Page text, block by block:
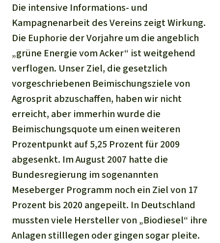
Die intensive Informations- und
Kampagnenarbeit des Vereins zeigt Wirkung.
Die Euphorie der Vorjahre um die angeblich
„grüne Energie vom Acker“ ist weitgehend
verflogen. Unser Ziel, die gesetzlich
vorgeschriebenen Beimischungsziele von
Agrosprit abzuschaffen, haben wir nicht
erreicht, aber immerhin wurde die
Beimischungsquote um einen weiteren
Prozentpunkt auf 5,25 Prozent für 2009
abgesenkt. Im August 2007 hatte die
Bundesregierung im sogenannten
Meseberger Programm noch ein Ziel von 17
Prozent bis 2020 angepeilt. In Deutschland
mussten viele Hersteller von „Biodiesel“ ihre
Anlagen stilllegen oder gingen sogar pleite.